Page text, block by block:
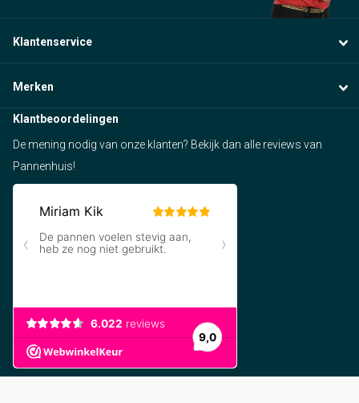
Klantenservice
Merken
Klantbeoordelingen
De mening nodig van onze klanten? Bekijk dan alle reviews van
Pannenhuis!